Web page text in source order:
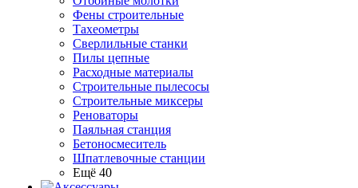
Фены строительные
Тахеометры
Сверлильные станки
Пилы цепные
Расходные материалы
Строительные пылесосы
Строительные миксеры
Реноваторы
Паяльная станция
Бетоносмеситель
Шпатлевочные станции
Ещё 40